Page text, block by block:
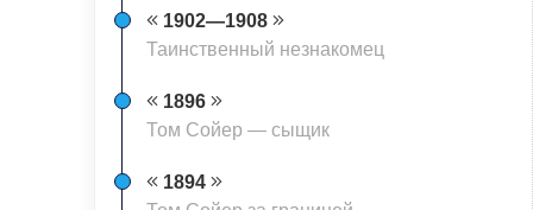
1902—1908
Таинственный незнакомец
1896
Том Сойер — сыщик
1894